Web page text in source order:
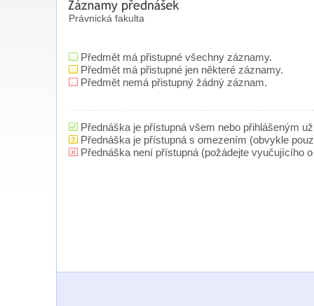
Právnická fakulta
Předmět má přistupné všechny záznamy.
Předmět má přistupné jen některé záznamy.
Předmět nemá přistupný žádný záznam.
Přednáška je přístupná všem nebo přihlášeným
Přednáška je přístupná s omezením (obvykle
Přednáška není přístupná (požádejte vyučujícího